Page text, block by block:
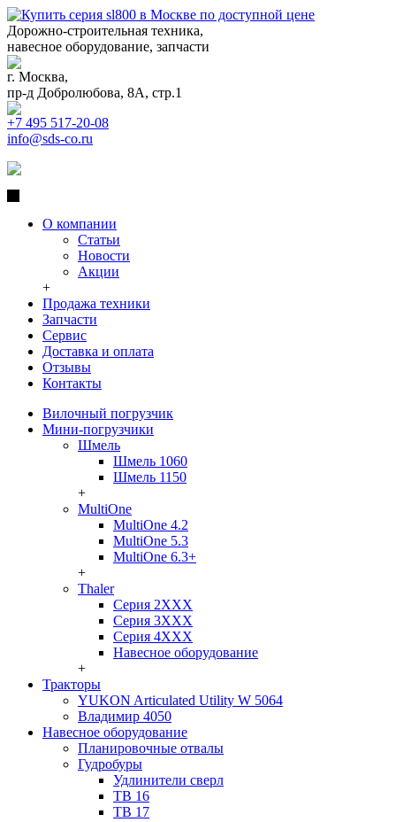
Дорожно-строительная техника,
навесное оборудование, запчасти
г. Москва,
пр-д Добролюбова, 8А, стр.1
+7 495 517-20-08
info@sds-co.ru
О компании
Статьи
Новости
Акции
+
Продажа техники
Запчасти
Сервис
Доставка и оплата
Отзывы
Контакты
Вилочный погрузчик
Мини-погрузчики
Шмель
Шмель 1060
Шмель 1150
+
MultiOne
MultiOne 4.2
MultiOne 5.3
MultiOne 6.3+
+
Thaler
Серия 2ХХХ
Серия 3ХХХ
Серия 4ХХХ
Навесное оборудование
+
Тракторы
YUKON Articulated Utility W 5064
Владимир 4050
Навесное оборудование
Планировочные отвалы
Гудробуры
Удлинители сверл
ТВ 16
ТВ 17